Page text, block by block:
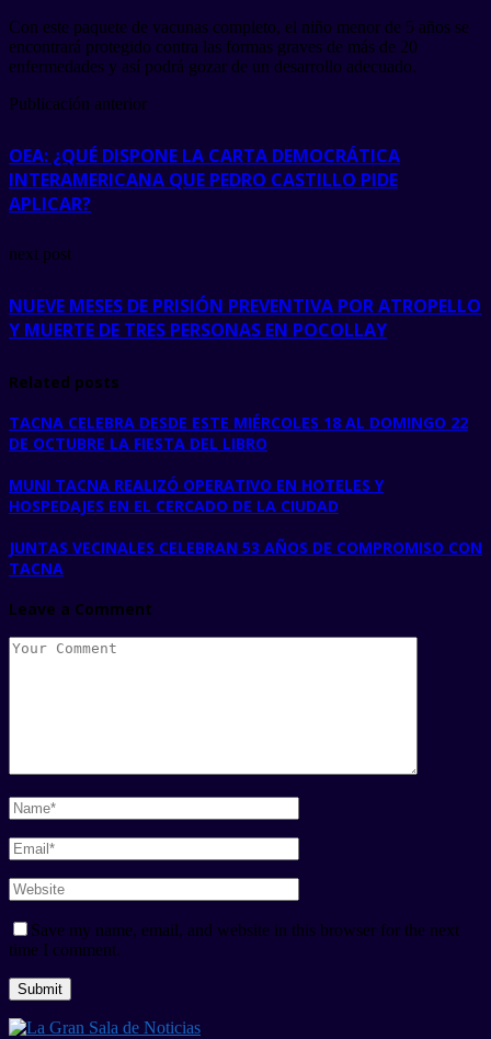
Con este paquete de vacunas completo, el niño menor de 5 años se
encontrará protegido contra las formas graves de más de 20
enfermedades y así podrá gozar de un desarrollo adecuado.
Publicación anterior
OEA: ¿QUÉ DISPONE LA CARTA DEMOCRÁTICA
INTERAMERICANA QUE PEDRO CASTILLO PIDE
APLICAR?
next post
NUEVE MESES DE PRISIÓN PREVENTIVA POR ATROPELLO
Y MUERTE DE TRES PERSONAS EN POCOLLAY
Related posts
TACNA CELEBRA DESDE ESTE MIÉRCOLES 18 AL DOMINGO 22
DE OCTUBRE LA FIESTA DEL LIBRO
MUNI TACNA REALIZÓ OPERATIVO EN HOTELES Y
HOSPEDAJES EN EL CERCADO DE LA CIUDAD
JUNTAS VECINALES CELEBRAN 53 AÑOS DE COMPROMISO CON
TACNA
Leave a Comment
Save my name, email, and website in this browser for the next
time I comment.